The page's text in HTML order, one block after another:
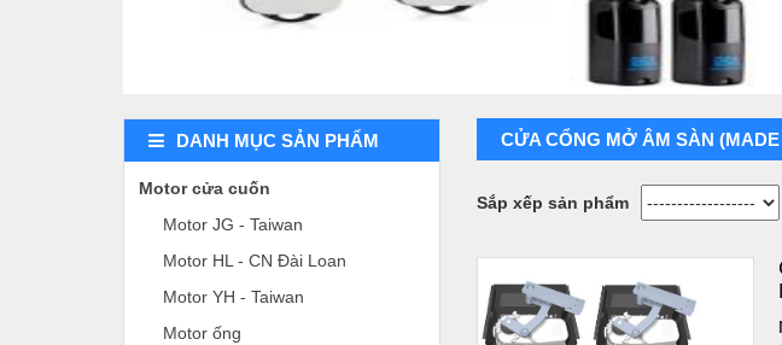
DANH MỤC SẢN PHẨM
Motor cửa cuốn
Motor JG - Taiwan
Motor HL - CN Đài Loan
Motor YH - Taiwan
Motor ống
CỬA CỔNG MỞ ÂM SÀN (MADE
Sắp xếp sản phẩm